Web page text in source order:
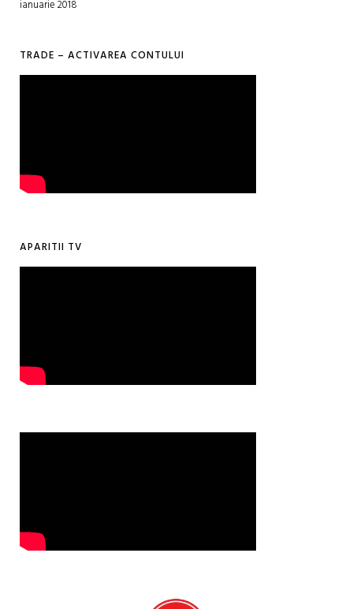
ianuarie 2018
TRADE – ACTIVAREA CONTULUI
APARITII TV